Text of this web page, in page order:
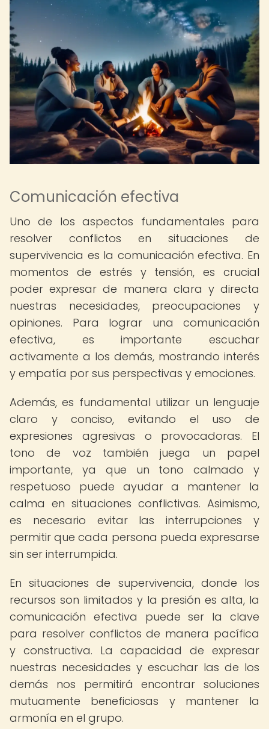
Comunicación efectiva
Uno de los aspectos fundamentales para
resolver conflictos en situaciones de
supervivencia es la comunicación efectiva. En
momentos de estrés y tensión, es crucial
poder expresar de manera clara y directa
nuestras necesidades, preocupaciones y
opiniones. Para lograr una comunicación
efectiva, es importante escuchar
activamente a los demás, mostrando interés
y empatía por sus perspectivas y emociones.
Además, es fundamental utilizar un lenguaje
claro y conciso, evitando el uso de
expresiones agresivas o provocadoras. El
tono de voz también juega un papel
importante, ya que un tono calmado y
respetuoso puede ayudar a mantener la
calma en situaciones conflictivas. Asimismo,
es necesario evitar las interrupciones y
permitir que cada persona pueda expresarse
sin ser interrumpida.
En situaciones de supervivencia, donde los
recursos son limitados y la presión es alta, la
comunicación efectiva puede ser la clave
para resolver conflictos de manera pacífica
y constructiva. La capacidad de expresar
nuestras necesidades y escuchar las de los
demás nos permitirá encontrar soluciones
mutuamente beneficiosas y mantener la
armonía en el grupo.